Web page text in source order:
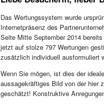
Das Wertungssystem wurde
Internetpräsenz des
Seite Mitte September 2014
jetzt auf stolze 797 Wertungen
zusätzlich individuell ausformuliert
Wenn Sie mögen, ist dies der
aussagekräftiges Bild von der hier
geschätzt! Konstruktive